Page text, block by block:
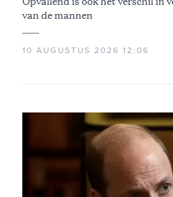
van de mannen
10 AUGUSTUS 2026 12:06